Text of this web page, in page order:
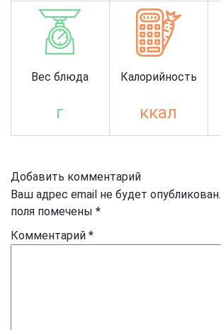
Вес блюда
г
Калорийность
ккал
Добавить комментарий
Ваш адрес email не будет опубликован.
поля помечены *
Комментарий *